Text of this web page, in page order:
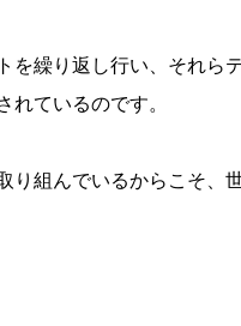
を繰り返し行い、それら
れているのです。
り組んでいるからこそ、